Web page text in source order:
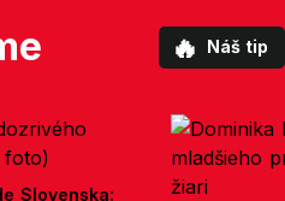
🔥 Náš tip
Slovenska: